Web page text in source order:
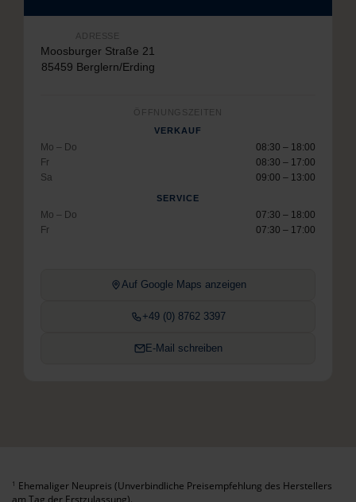
ADRESSE
Moosburger Straße 21
85459 Berglern/Erding
ÖFFNUNGSZEITEN
VERKAUF
Mo – Do
08:30 – 18:00
Fr
08:30 – 17:00
Sa
09:00 – 13:00
SERVICE
Mo – Do
07:30 – 18:00
Fr
07:30 – 17:00
Auf Google Maps anzeigen
+49 (0) 8762 3397
E-Mail schreiben
1 Ehemaliger Neupreis (Unverbindliche Preisempfehlung des Herstellers